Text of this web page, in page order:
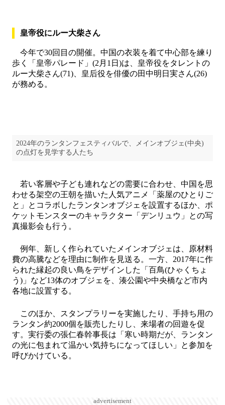
皇帝役にルー大柴さん
今年で30回目の開催。中国の衣装を着て中心部を練り
歩く「皇帝パレード」(2月1日)は、皇帝役をタレントの
ルー大柴さん(71)、皇后役を俳優の田中明日実さん(26)
が務める。
2024年のランタンフェスティバルで、メインオブジェ(中央)
の点灯を見学する人たち
若い客層や子ども連れなどの需要に合わせ、中国を思
わせる架空の王朝を描いた人気アニメ「薬屋のひとりご
と」とコラボしたランタンオブジェを設置するほか、ポ
ケットモンスターのキャラクター「デンリュウ」との写
真撮影会も行う。
例年、新しく作られていたメインオブジェは、原材料
費の高騰などを理由に制作を見送る。一方、2017年に作
られた縁起の良い鳥をデザインした「百鳥(ひゃくちょ
う)」など13体のオブジェを、湊公園や中央橋など市内
各地に設置する。
このほか、スタンプラリーを実施したり、手持ち用の
ランタン約2000個を販売したりし、来場者の回遊を促
す。実行委の張仁春幹事長は「寒い時期だが、ランタン
の光に包まれて温かい気持ちになってほしい」と参加を
呼びかけている。
advertisement